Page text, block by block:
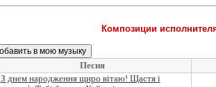
Композиции
Песня
З днем народження щиро вітаю! Щастя і